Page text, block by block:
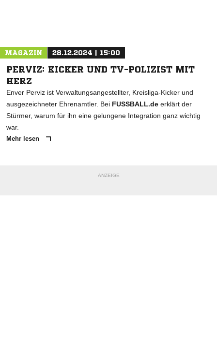
MAGAZIN 28.12.2024 | 15:00
PERVIZ: KICKER UND TV-POLIZIST MIT
HERZ
Enver Perviz ist Verwaltungsangestellter, Kreisliga-Kicker und
ausgezeichneter Ehrenamtler. Bei FUSSBALL.de erklärt der
Stürmer, warum für ihn eine gelungene Integration ganz wichtig
war.
Mehr lesen
ANZEIGE